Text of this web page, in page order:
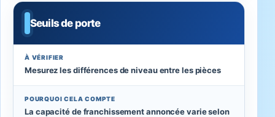
Seuils de porte
À VÉRIFIER
Mesurez les différences de niveau entre les pièces
POURQUOI CELA COMPTE
La capacité de franchissement annoncée varie selon